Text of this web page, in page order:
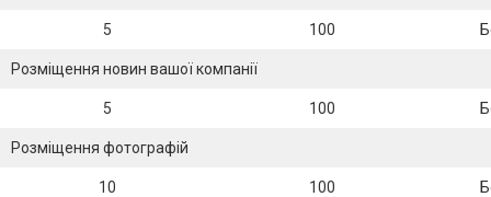
5 100
Розміщення новин вашої компанії
5 100
Розміщення фотографій
10 100